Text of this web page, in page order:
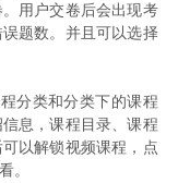
用户交卷后会出现考
题数。并且可以选择
分类和分类下的课程
息，课程目录、课程
以解锁视频课程，点
。